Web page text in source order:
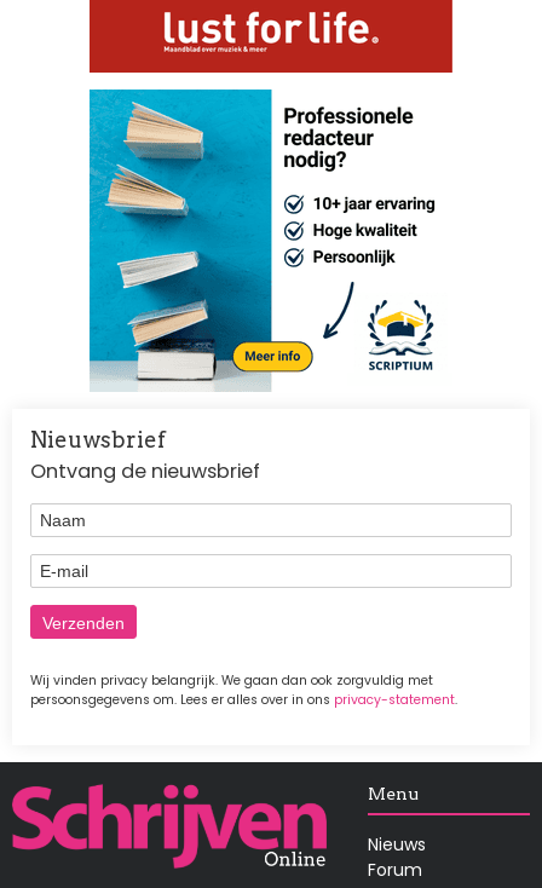
Nieuwsbrief
Ontvang de nieuwsbrief
Naam
E-mail
Wij vinden privacy belangrijk. We gaan dan ook zorgvuldig met
persoonsgegevens om. Lees er alles over in ons privacy-statement.
Afbeelding Menu
Nieuws
Forum